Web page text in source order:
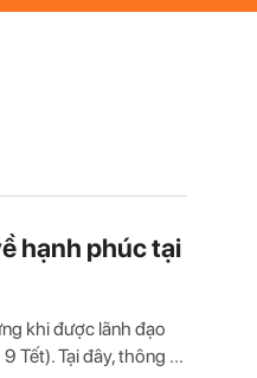
hạnh phúc tại
khi được lãnh đạo
Tết). Tại đây, thông ...